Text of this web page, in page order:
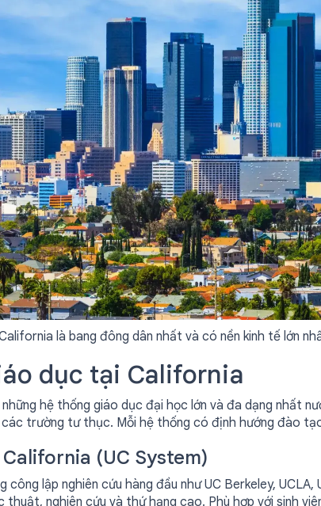
là bang đông dân nhất và có nền kinh tế lớn
dục tại California
hệ thống giáo dục đại học lớn và đa dạng nhất
trường tư thục. Mỗi hệ thống có định hướng đào
(UC System)
lập nghiên cứu hàng đầu như UC Berkeley, UCLA,
thuật, nghiên cứu và thứ hạng cao. Phù hợp với sinh